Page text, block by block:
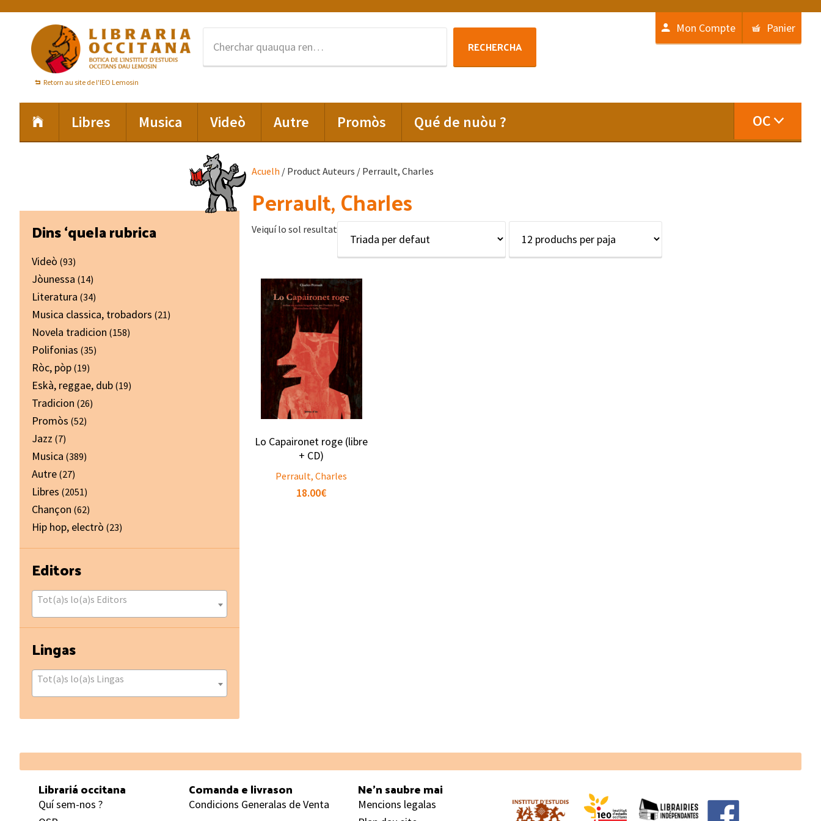
primary
navigation
content
Retorn au site de l'IEO Lemosin
:
RECHERCHA
Mon Compte Panier
Libres Musica Videò Autre Promòs Qué de nuòu ? OC
Acuelh / Product Auteurs / Perrault, Charles
Perrault, Charles
Veiquí lo sol resultat
Lo Capaironet roge (libre
+ CD)
Perrault, Charles
18.00€
Primary
Sidebar
Dins ‘quela rubrica
Videò (93)
Jòunessa (14)
Literatura (34)
Musica classica, trobadors (21)
Novela tradicion (158)
Polifonias (35)
Ròc, pòp (19)
Eskà, reggae, dub (19)
Tradicion (26)
Promòs (52)
Jazz (7)
Musica (389)
Autre (27)
Libres (2051)
Chançon (62)
Hip hop, electrò (23)
Editors
Tot(a)s lo(a)s Editors
Lingas
Tot(a)s lo(a)s Lingas
Footer
Librariá occitana
Quí sem-nos ?
Comanda e livrason
Condicions Generalas de Venta
Ne’n saubre mai
Mencions legalas